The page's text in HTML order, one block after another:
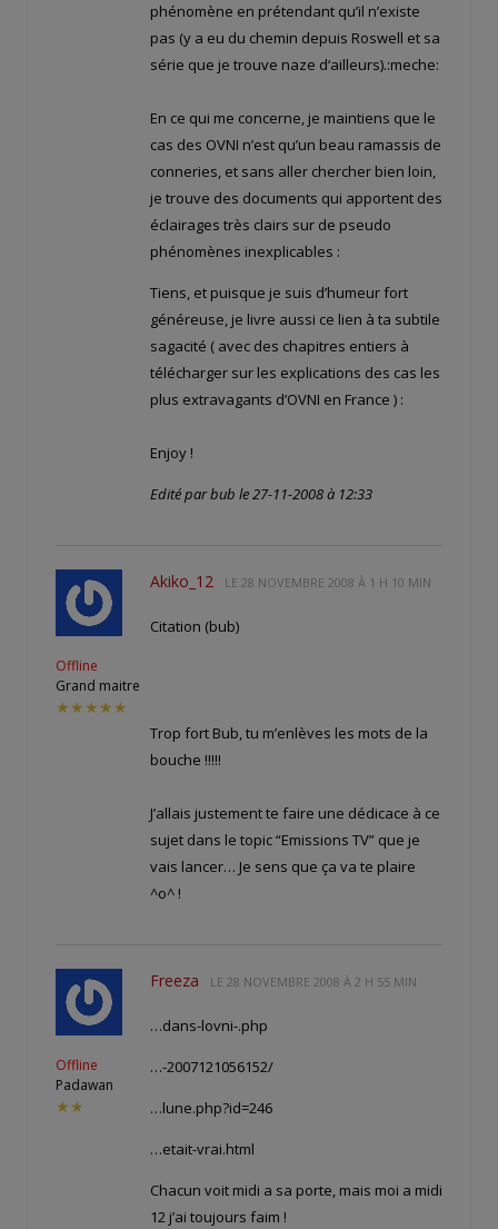
phénomène en prétendant qu’il n’existe
pas (y a eu du chemin depuis Roswell et sa
série que je trouve naze d‘ailleurs).:meche:
En ce qui me concerne, je maintiens que le
cas des OVNI n’est qu’un beau ramassis de
conneries, et sans aller chercher bien loin,
je trouve des documents qui apportent des
éclairages très clairs sur de pseudo
phénomènes inexplicables :
Tiens, et puisque je suis d’humeur fort
généreuse, je livre aussi ce lien à ta subtile
sagacité ( avec des chapitres entiers à
télécharger sur les explications des cas les
plus extravagants d’OVNI en France ) :
Enjoy !
Edité par bub le 27-11-2008 à 12:33
Offline
Grand maitre
★★★★★
Akiko_12 LE 28 NOVEMBRE 2008 À 1 H 10 MIN
Citation (bub)
Trop fort Bub, tu m’enlèves les mots de la
bouche !!!!!
J’allais justement te faire une dédicace à ce
sujet dans le topic “Emissions TV” que je
vais lancer… Je sens que ça va te plaire
^o^ !
Offline
Padawan
★★
Freeza LE 28 NOVEMBRE 2008 À 2 H 55 MIN
…dans-lovni-.php
…-2007121056152/
…lune.php?id=246
…etait-vrai.html
Chacun voit midi a sa porte, mais moi a midi
12 j’ai toujours faim !